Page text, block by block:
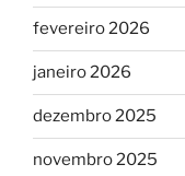
fevereiro 2026
janeiro 2026
dezembro 2025
novembro 2025